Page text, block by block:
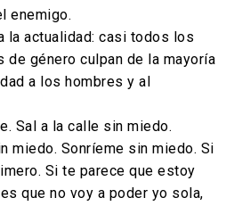
enemigo.
la actualidad: casi todos los
género culpan de la mayoría
a los hombres y al
Sal a la calle sin miedo.
miedo. Sonríeme sin miedo. Si
Si te parece que estoy
que no voy a poder yo sola,